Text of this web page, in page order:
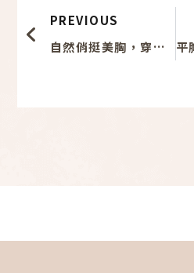
PREVIOUS
自然俏挺美胸，穿什麼都好吸睛！